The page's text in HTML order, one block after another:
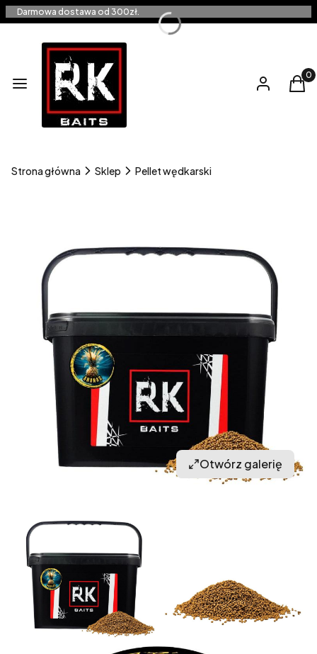
Darmowa dostawa od 300zł.
Menu Zaloguj się
Strona główna Sklep Pellet wędkarski
Otwórz galerię